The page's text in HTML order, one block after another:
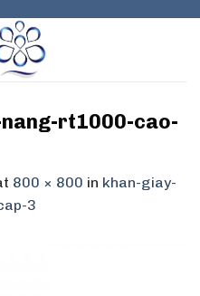
rt1000-cao-
800 × 800 in khan-giay-
3